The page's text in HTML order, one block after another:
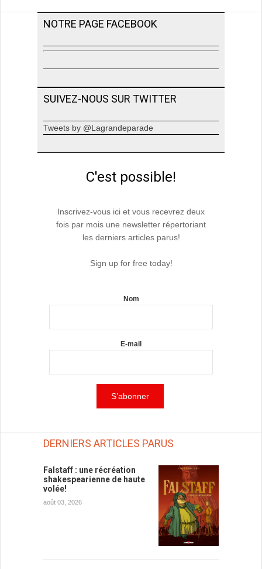
NOTRE PAGE FACEBOOK
SUIVEZ-NOUS SUR TWITTER
Tweets by @Lagrandeparade
C'est possible!
Inscrivez-vous ici et vous recevrez deux
fois par mois une newsletter répertoriant
les derniers articles parus!
Sign up for free today!
Nom
E-mail
DERNIERS ARTICLES PARUS
Falstaff : une récréation
shakespearienne de haute
volée!
août 03, 2026